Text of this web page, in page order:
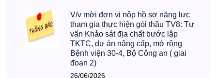
V/v mời đơn vị nộp hồ sơ năng lực
tham gia thực hiện gói thầu TV8: Tư
vấn Khảo sát địa chất bước lập
TKTC, dự án nâng cấp, mở rộng
Bệnh viện 30-4, Bộ Công an ( giai
đoạn 2)
26/06/2026